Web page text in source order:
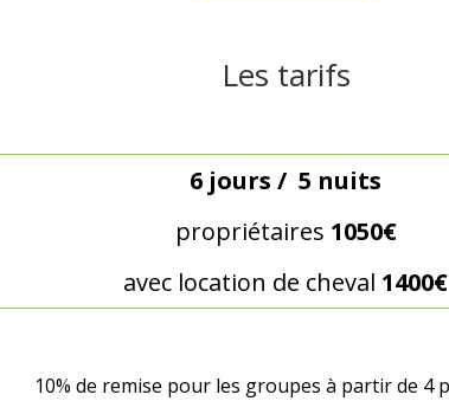
Les tarifs
6 jours / 5 nuits
propriétaires 1050€
avec location de cheval 1400€
10% de remise pour les groupes à partir de 4